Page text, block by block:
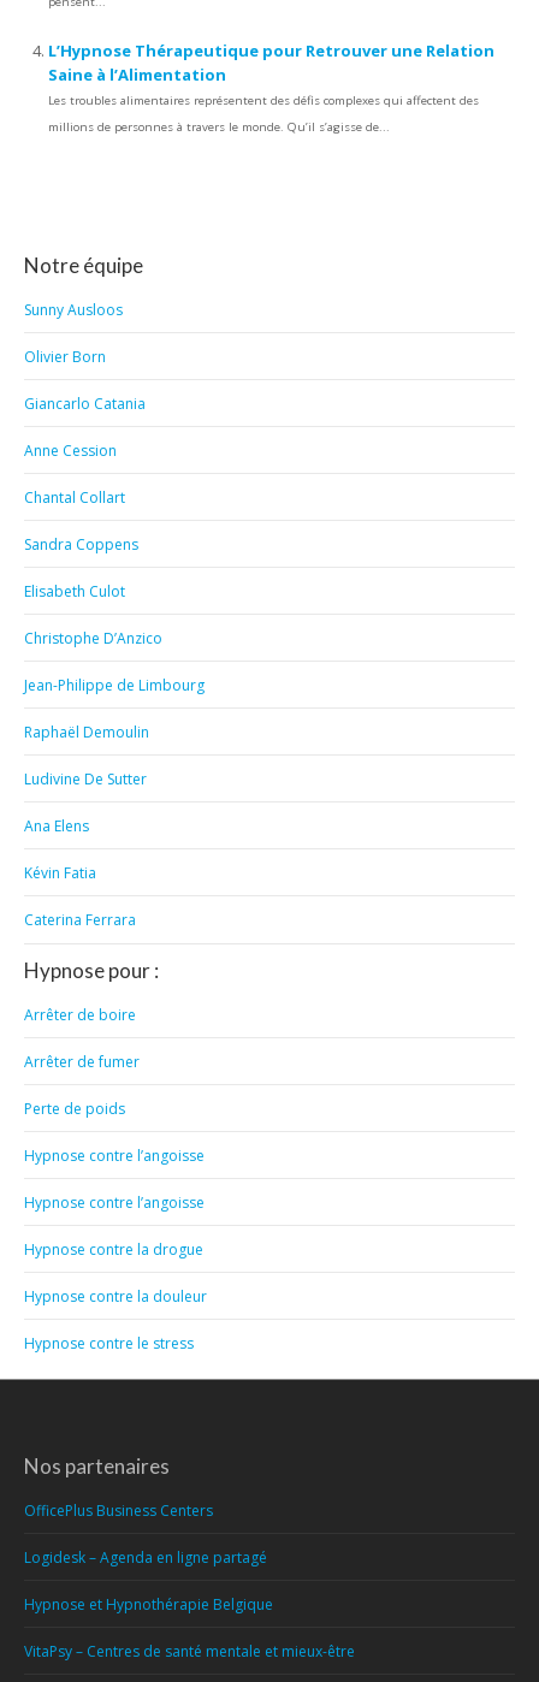
L’Hypnose Thérapeutique pour Retrouver une Relation
Saine à l’Alimentation
Les troubles alimentaires représentent des défis complexes qui affectent des
millions de personnes à travers le monde. Qu’il s’agisse de...
Notre équipe
Sunny Ausloos
Olivier Born
Giancarlo Catania
Anne Cession
Chantal Collart
Sandra Coppens
Elisabeth Culot
Christophe D’Anzico
Jean-Philippe de Limbourg
Raphaël Demoulin
Ludivine De Sutter
Ana Elens
Kévin Fatia
Caterina Ferrara
Hypnose pour :
Arrêter de boire
Arrêter de fumer
Perte de poids
Hypnose contre l’angoisse
Hypnose contre l’angoisse
Hypnose contre la drogue
Hypnose contre la douleur
Hypnose contre le stress
Nos partenaires
OfficePlus Business Centers
Logidesk – Agenda en ligne partagé
Hypnose et Hypnothérapie Belgique
VitaPsy – Centres de santé mentale et mieux-être